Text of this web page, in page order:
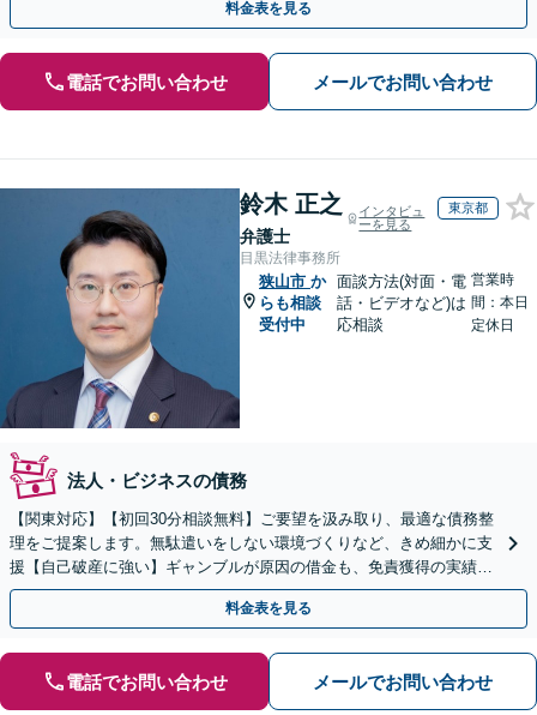
料金表を見る
電話でお問い合わせ メールでお問い合わせ
鈴木 正之
弁護士
インタビュ
ーを見る
東京都
目黒法律事務所
狭山市 か
らも相談
受付中
面談方法(対面・電
話・ビデオなど)は
応相談
営業時
間：本日
定休日
法人・ビジネスの債務
【関東対応】【初回30分相談無料】ご要望を汲み取り、最適な債務整
理をご提案します。無駄遣いをしない環境づくりなど、きめ細かに支
援【自己破産に強い】ギャンブルが原因の借金も、免責獲得の実績あ
り【夜間・休日対応】
料金表を見る
電話でお問い合わせ メールでお問い合わせ